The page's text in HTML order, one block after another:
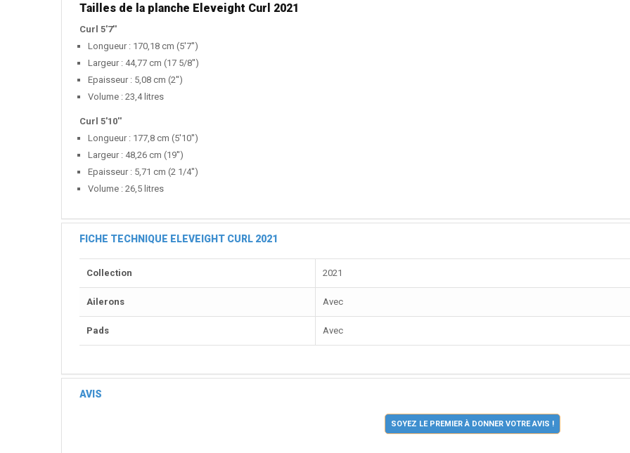
Tailles de la planche Eleveight Curl 2021
Curl 5'7''
Longueur : 170,18 cm (5'7'')
Largeur : 44,77 cm (17 5/8'')
Epaisseur : 5,08 cm (2'')
Volume : 23,4 litres
Curl 5'10''
Longueur : 177,8 cm (5'10'')
Largeur : 48,26 cm (19'')
Epaisseur : 5,71 cm (2 1/4'')
Volume : 26,5 litres
FICHE TECHNIQUE ELEVEIGHT CURL 2021
Collection 2021
Ailerons Avec
Pads Avec
AVIS
SOYEZ LE PREMIER À DONNER VOTRE AVIS !